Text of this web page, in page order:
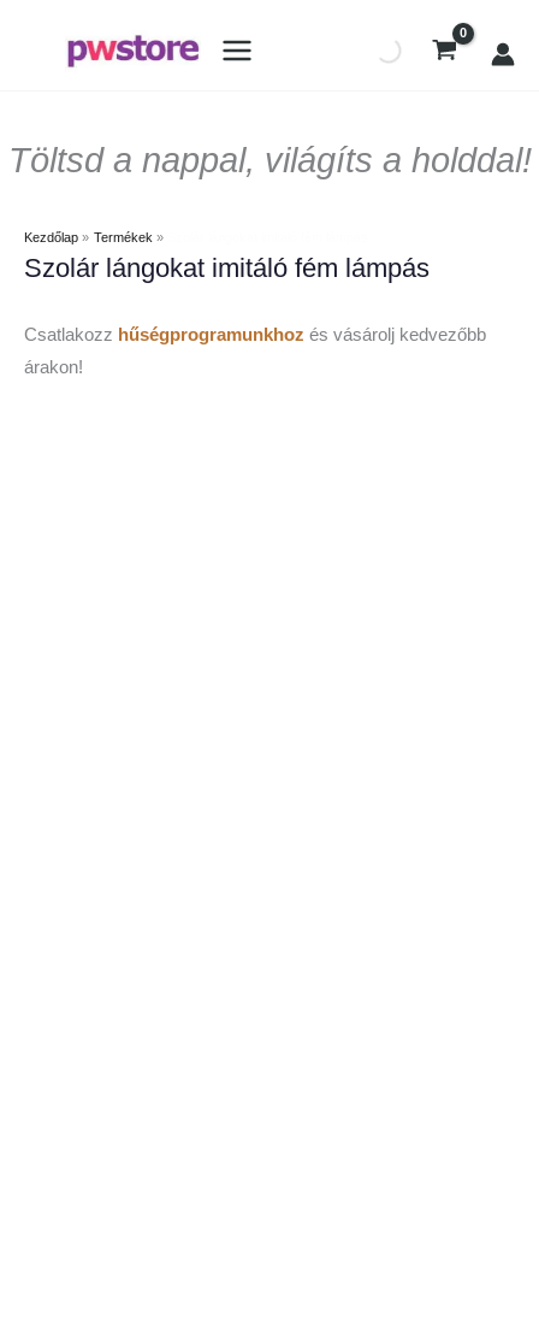
Töltsd a nappal, világíts a holddal!
Kezdőlap Termékek
Szolár lángokat imitáló fém lámpás
Csatlakozz hűségprogramunkhoz és vásárolj kedvezőbb
árakon!